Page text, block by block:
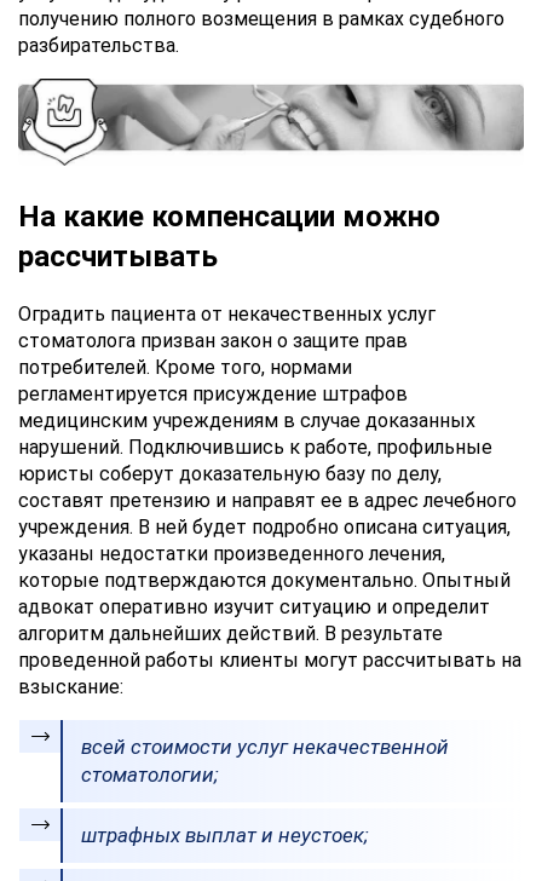
получению полного возмещения в рамках судебного
разбирательства.
На какие компенсации можно
рассчитывать
Оградить пациента от некачественных услуг
стоматолога призван закон о защите прав
потребителей. Кроме того, нормами
регламентируется присуждение штрафов
медицинским учреждениям в случае доказанных
нарушений. Подключившись к работе, профильные
юристы соберут доказательную базу по делу,
составят претензию и направят ее в адрес лечебного
учреждения. В ней будет подробно описана ситуация,
указаны недостатки произведенного лечения,
которые подтверждаются документально. Опытный
адвокат оперативно изучит ситуацию и определит
алгоритм дальнейших действий. В результате
проведенной работы клиенты могут рассчитывать на
взыскание:
всей стоимости услуг некачественной
стоматологии;
штрафных выплат и неустоек;